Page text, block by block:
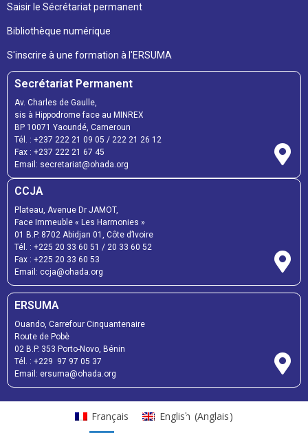
Saisir le Sécrétariat permanent
Bibliothèque numérique
S'inscrire à une formation à l'ERSUMA
Secrétariat Permanent
Av. Charles de Gaulle,
sis à Hippodrome face au MINREX
BP 10071 Yaoundé, Cameroun
Tél. : +237 222 21 09 05 / 222 21 26 12
Fax : +237 222 21 67 45
Email: secretariat@ohada.org
CCJA
Plateau, Avenue Dr JAMOT,
Face Immeuble « Les Harmonies »
01 B.P. 8702 Abidjan 01, Côte d’Ivoire
Tél. : +225 20 33 60 51 / 20 33 60 52
Fax : +225 20 33 60 53
Email: ccja@ohada.org
ERSUMA
Ouando, Carrefour Cinquantenaire
Route de Pobè
02 B.P. 353 Porto-Novo, Bénin
Tél. : +229 97 97 05 37
Email: ersuma@ohada.org
Français English (Anglais)